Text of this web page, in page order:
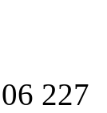
227